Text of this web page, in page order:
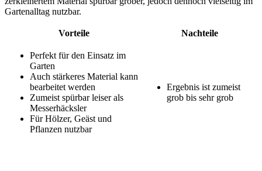
Gartenalltag nutzbar.
Vorteile Nachteile
Perfekt für den Einsatz im
Garten
Auch stärkeres Material kann
bearbeitet werden
Zumeist spürbar leiser als
Messerhäcksler
Für Hölzer, Geäst und
Pflanzen nutzbar
Ergebnis ist zumeist
grob bis sehr grob